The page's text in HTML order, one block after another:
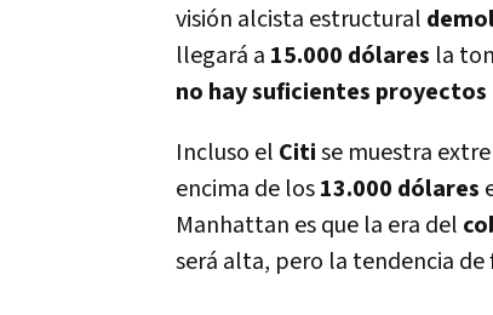
visión alcista estructural
llegará a 15.000 dólares la
no hay suficientes
Incluso el Citise muestra
encima de los13.000 dólares
Manhattan es que la era del
será alta, pero la tendencia de